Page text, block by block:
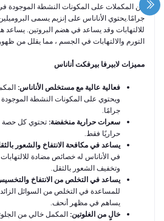
جرامًا.يحتوي الأناناس على إنزيم يسمى
للالتهابات وقد يساعد في هضم البروتين. يساعد
التورم والالتهابات في الجسم ، مما يقلل من
مميزات لابيرفا بيرفكت أناناس
فعالية عالية مع مستخلص الأناناس:
جرامًا.
سعرات حرارية منخفضة:
حراريًا فقط.
يساعد في مكافحة الانتفاخ والشعور
في الأناناس له خصائص مضادة
وتخفيف الشعور بالثقل.
يساعد في التخلص من الانتفاخ
للمساعدة في التخلص من السوائل الزائدة
يساهم في مظهر أنحف.
خالٍ من الغلوتين: المكمل خالي من